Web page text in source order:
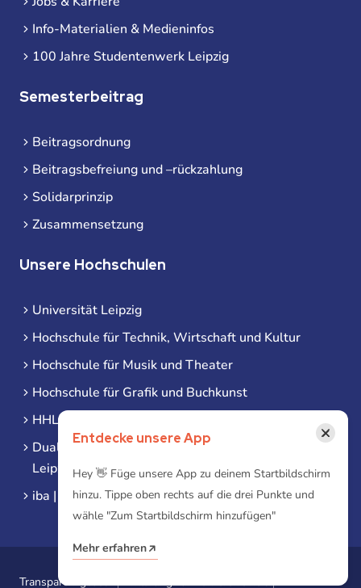
Info-Materialien & Medieninfos
100 Jahre Studentenwerk Leipzig
Semesterbeitrag
Beitragsordnung
Beitragsbefreiung und –rückzahlung
Solidarprinzip
Zusammensetzung
Unsere Hochschulen
Universität Leipzig
Hochschule für Technik, Wirtschaft und Kultur
Hochschule für Musik und Theater
Hochschule für Grafik und Buchkunst
HHL Leipzig
Duale Hochschule Sachsen (DHSN) am Standort
Leipzig
iba | Campus Leipzig
Transparenzgesetz Erklärung zur Barrierefreiheit
Entdecke unsere App ×
Hey 👋 Füge unsere App zu deinem Startbildschirm
hinzu. Tippe oben rechts auf die drei Punkte und
wähle "Zum Startbildschirm hinzufügen"
Mehr erfahren